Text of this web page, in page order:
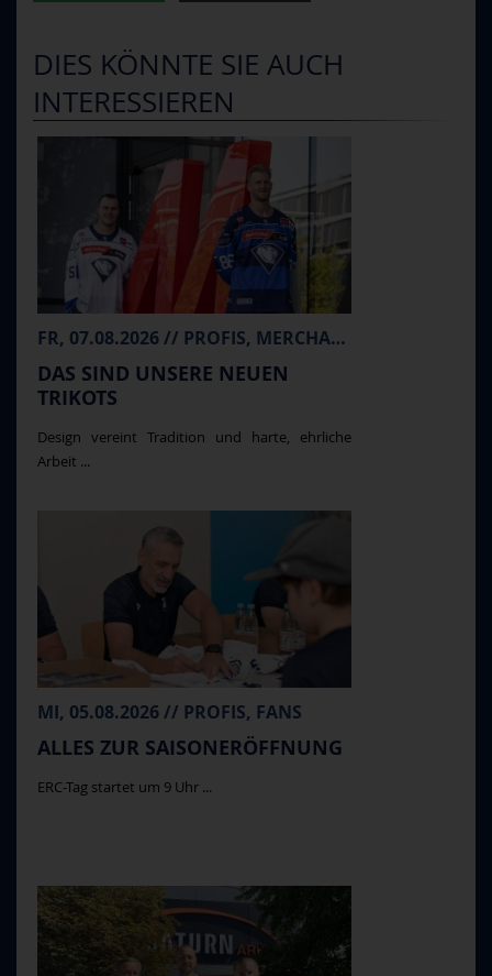
DIES KÖNNTE SIE AUCH
INTERESSIEREN
FR, 07.08.2026 // PROFIS, MERCHANDISE
DAS SIND UNSERE NEUEN
TRIKOTS
Design vereint Tradition und harte, ehrliche
Arbeit ...
MI, 05.08.2026 // PROFIS, FANS
ALLES ZUR SAISONERÖFFNUNG
ERC-Tag startet um 9 Uhr ...